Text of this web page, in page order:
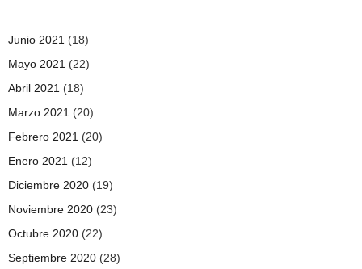
Junio 2021 (18)
Mayo 2021 (22)
Abril 2021 (18)
Marzo 2021 (20)
Febrero 2021 (20)
Enero 2021 (12)
Diciembre 2020 (19)
Noviembre 2020 (23)
Octubre 2020 (22)
Septiembre 2020 (28)